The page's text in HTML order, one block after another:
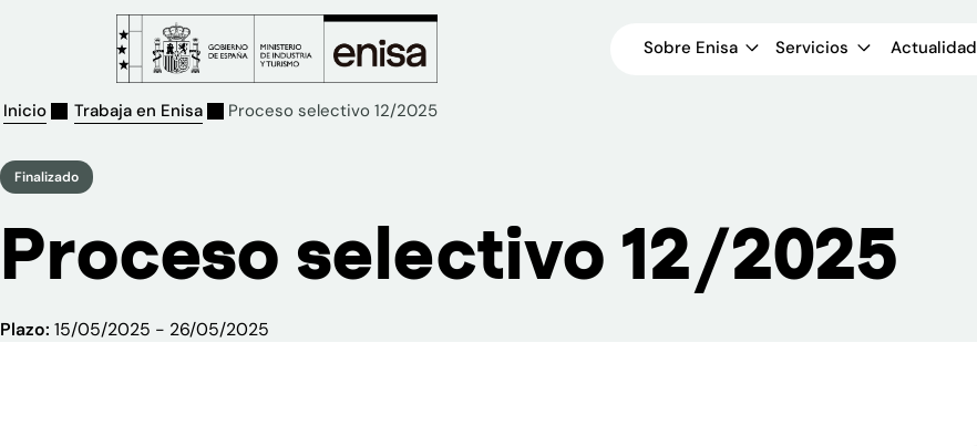
Sobre Enisa Servicios Actualidad
Inicio Trabaja en Enisa Proceso selectivo 12/2025
Finalizado
Proceso selectivo 12/2025
Plazo: 15/05/2025 - 26/05/2025